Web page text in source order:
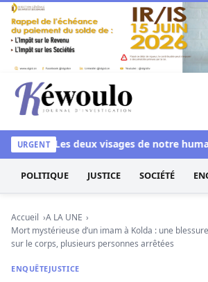
Aller au contenu
Kéwoulo, le premier site
URGENTLes deux visages de notre
POLITIQUE JUSTICE SOCIÉTÉ
Accueil
A LA UNE
Mort mystérieuse d’un imam à Kolda : une
sur le corps, plusieurs personnes arrêtées
ENQUÊTEJUSTICE